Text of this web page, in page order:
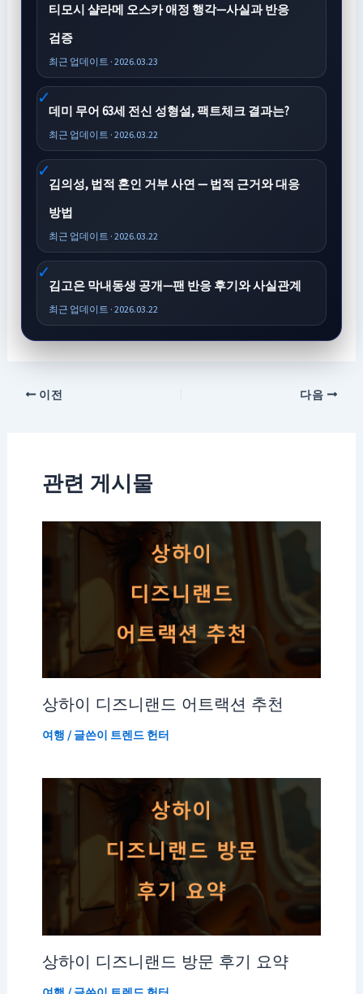
티모시 샬라메 오스카 애정 행각—사실과 반응
검증
최근 업데이트 · 2026.03.23
데미 무어 63세 전신 성형설, 팩트체크 결과는?
최근 업데이트 · 2026.03.22
김의성, 법적 혼인 거부 사연 — 법적 근거와 대응
방법
최근 업데이트 · 2026.03.22
김고은 막내동생 공개—팬 반응 후기와 사실관계
최근 업데이트 · 2026.03.22
이전 다음
관련 게시물
상하이 디즈니랜드 어트랙션 추천
여행 / 글쓴이 트렌드 헌터
상하이 디즈니랜드 방문 후기 요약